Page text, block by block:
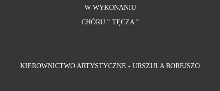
W WYKONANIU
CHÓRU " TĘCZA "
KIEROWNICTWO ARTYSTYCZNE - URSZULA BOREJSZO